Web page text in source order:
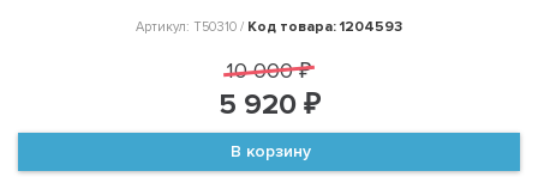
Артикул: T50310 / Код товара: 1204593
10 000 ₽
5 920 ₽
В корзину